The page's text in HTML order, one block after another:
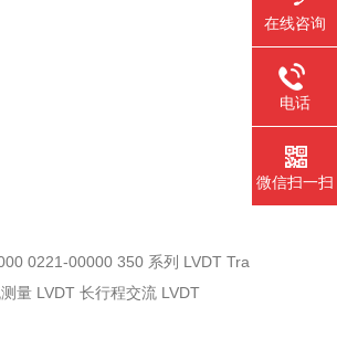
0221-00000 350 系列 LVDT Tra
量 LVDT 长行程交流 LVDT
在线咨询
电话
微信扫一扫